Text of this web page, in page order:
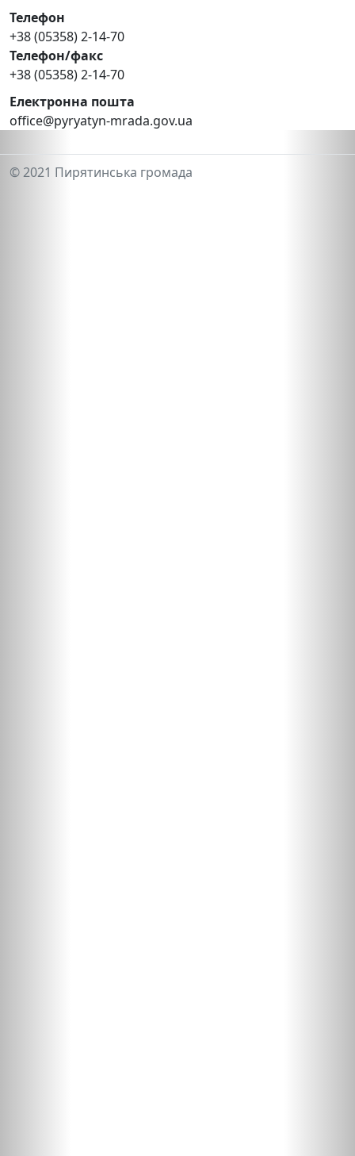
Телефон
+38 (05358) 2-14-70
Телефон/факс
+38 (05358) 2-14-70
Електронна пошта
office@pyryatyn-mrada.gov.ua
© 2021 Пирятинська громада